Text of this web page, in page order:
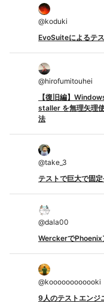
@koduki
EvoSuiteによるテ
@hirofumitouhei
【復旧編】
staller を無理矢理
法
@take_3
テストで巨大で固
@dala00
WerckerでPhoenix
@koooooooooooki
9人のテストエンジ